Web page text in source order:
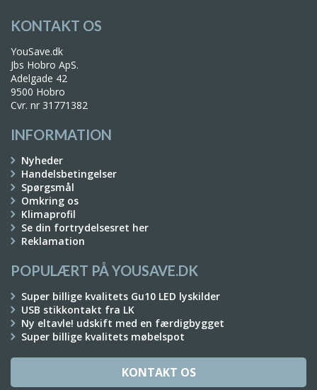
KONTAKT OS
YouSave.dk
Jbs Hobro ApS.
Adelgade 42
9500 Hobro
Cvr. nr 31771382
INFORMATION
Nyheder
Handelsbetingelser
Spørgsmål
Omkring os
Klimaprofil
Se din fortrydelsesret her
Reklamation
POPULÆRT PÅ YOUSAVE.DK
Super billige kvalitets Gu10 LED lyskilder
USB stikkontakt fra LK
Ny eltavle! udskift med en færdigbygget
Super billige kvalitets møbelspot
KONTAKT OS